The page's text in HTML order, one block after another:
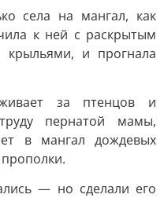
села на мангал, как
к ней с раскрытым
и прогнала
за птенцов и
пернатой мамы,
в мангал дождевых
— но сделали его